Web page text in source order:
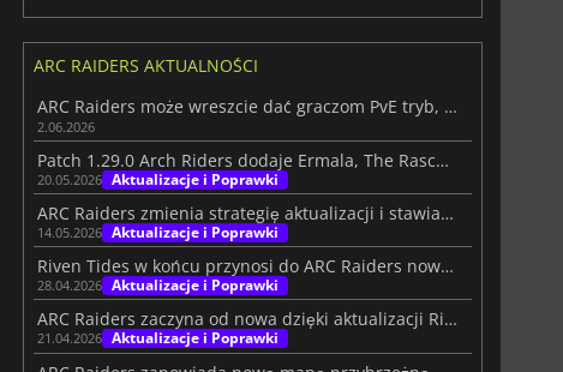
ARC RAIDERS AKTUALNOŚCI
ARC Raiders może wreszcie dać graczom PvE tryb, którego pragną
2.06.2026
Patch 1.29.0 Arch Riders dodaje Ermala, The Rascal i duże zmiany PvE
20.05.2026 Aktualizacje i Poprawki
ARC Raiders zmienia strategię aktualizacji i stawia na ryzykowny ruch
14.05.2026 Aktualizacje i Poprawki
Riven Tides w końcu przynosi do ARC Raiders nową mapę
28.04.2026 Aktualizacje i Poprawki
ARC Raiders zaczyna od nowa dzięki aktualizacji Riven Tides
21.04.2026 Aktualizacje i Poprawki